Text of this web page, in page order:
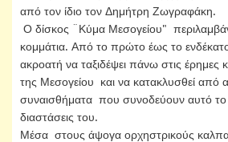
από τον ίδιο τον Δημήτρη Ζωγραφάκη.
Ο δίσκος ¨Κύμα Μεσογείου"
κομμάτια. Από το πρώτο έως το
ακροατή να ταξιδέψει πάνω στις
της Μεσογείου και να κατακλυσθεί από
συναισθήματα που συνοδεύουν αυτό το
διαστάσεις του.
Μέσα στους άψογα ορχηστρικούς